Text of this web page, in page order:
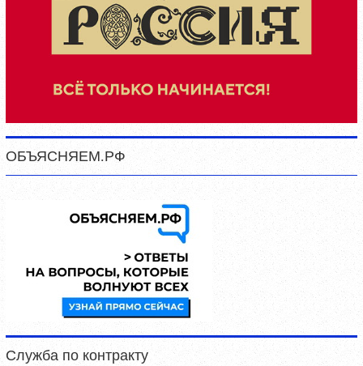
ОБЪЯСНЯЕМ.РФ
Служба по контракту